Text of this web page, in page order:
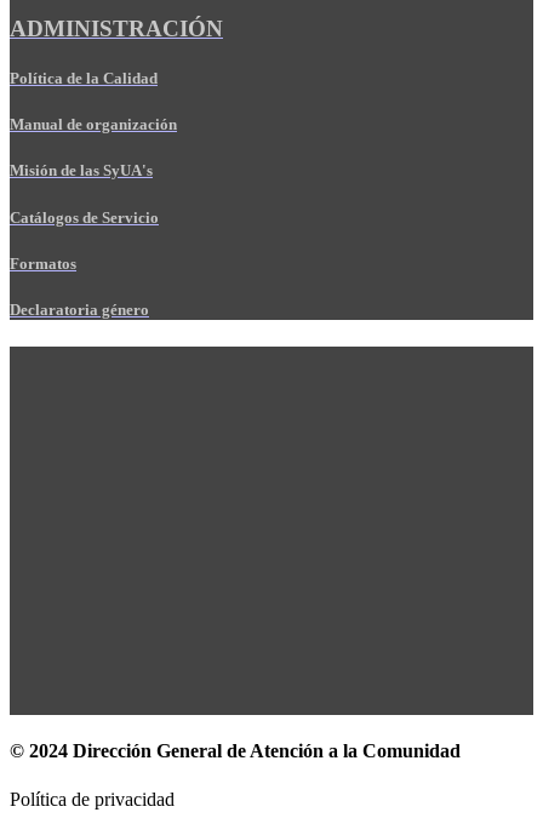
ADMINISTRACIÓN
Política de la Calidad
Manual de organización
Misión de las SyUA's
Catálogos de Servicio
Formatos
Declaratoria género
© 2024 Dirección General de Atención a la Comunidad
Política de privacidad